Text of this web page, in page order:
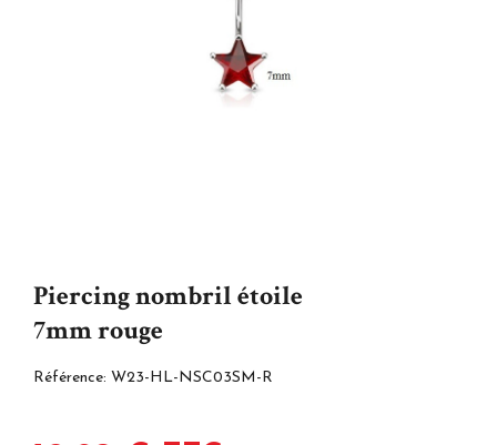
Piercing nombril étoile
7mm rouge
Référence: W23-HL-NSC03SM-R